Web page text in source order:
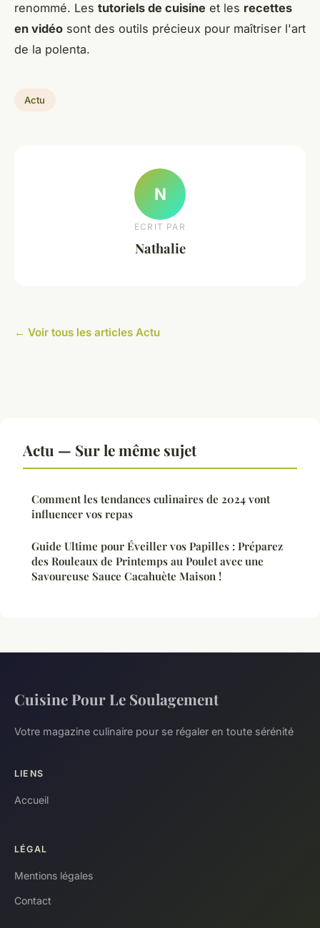
renommé. Les tutoriels de cuisine et les recettes
en vidéo sont des outils précieux pour maîtriser l'art
de la polenta.
Actu
N
ECRIT PAR
Nathalie
← Voir tous les articles Actu
Actu — Sur le même sujet
Comment les tendances culinaires de 2024 vont
influencer vos repas
Guide Ultime pour Éveiller vos Papilles : Préparez
des Rouleaux de Printemps au Poulet avec une
Savoureuse Sauce Cacahuète Maison !
Cuisine Pour Le Soulagement
Votre magazine culinaire pour se régaler en toute sérénité
LIENS
Accueil
LÉGAL
Mentions légales
Contact